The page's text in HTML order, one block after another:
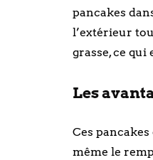
pancakes
l’extérieur
grasse, ce
Les
Ces
même le